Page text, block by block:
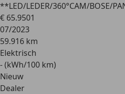
**LED/LEDER/360°CAM/BOSE/
€ 65.9501
07/2023
59.916 km
Elektrisch
- (kWh/100 km)
Nieuw
Dealer